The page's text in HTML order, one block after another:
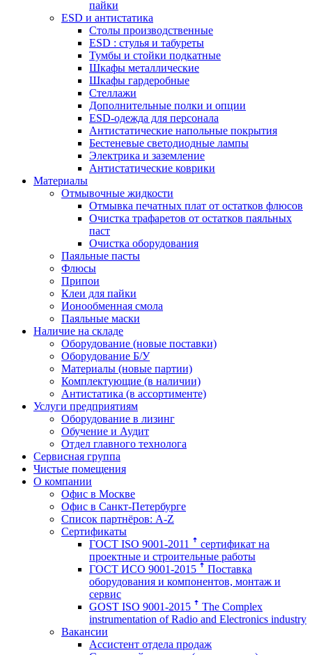
пайки
ESD и антистатика
Столы производственные
ESD : cтулья и табуреты
Тумбы и стойки подкатные
Шкафы металлические
Шкафы гардеробные
Стеллажи
Дополнительные полки и опции
ESD-одежда для персонала
Антистатические напольные покрытия
Бестеневые светодиодные лампы
Электрика и заземление
Антистатические коврики
Материалы
Отмывочные жидкости
Отмывка печатных плат от остатков флюсов
Очистка трафаретов от остатков паяльных
паст
Очистка оборудования
Паяльные пасты
Флюсы
Припои
Клеи для пайки
Ионообменная смола
Паяльные маски
Наличие на складе
Оборудование (новые поставки)
Оборудование Б/У
Материалы (новые партии)
Комплектующие (в наличии)
Антистатика (в ассортименте)
Услуги предприятиям
Оборудование в лизинг
Обучение и Аудит
Отдел главного технолога
Сервисная группа
Чистые помещения
О компании
Офис в Москве
Офис в Санкт-Петербурге
Список партнёров: A-Z
Сертификаты
ГОСТ ISO 9001-2011 ꜛ сертификат на
проектные и строительные работы
ГОСТ ИСО 9001-2015 ꜛ Поставка
оборудования и компонентов, монтаж и
сервис
GOST ISO 9001-2015 ꜛ The Complex
instrumentation of Radio and Electronics industry
Вакансии
Ассистент отдела продаж